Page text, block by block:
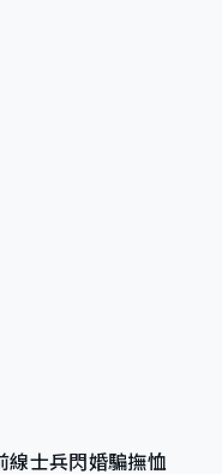
線士兵閃婚騙撫恤